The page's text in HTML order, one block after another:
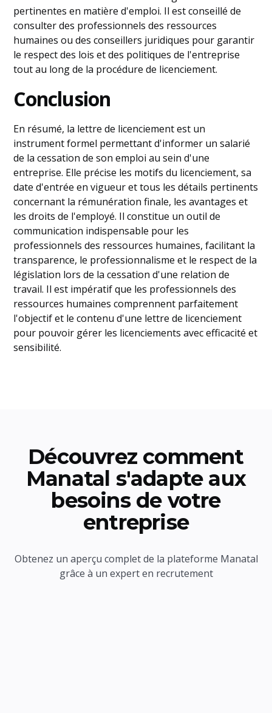
pertinentes en matière d'emploi. Il est conseillé de
consulter des professionnels des ressources
humaines ou des conseillers juridiques pour garantir
le respect des lois et des politiques de l'entreprise
tout au long de la procédure de licenciement.
Conclusion
En résumé, la lettre de licenciement est un
instrument formel permettant d'informer un salarié
de la cessation de son emploi au sein d'une
entreprise. Elle précise les motifs du licenciement, sa
date d'entrée en vigueur et tous les détails pertinents
concernant la rémunération finale, les avantages et
les droits de l'employé. Il constitue un outil de
communication indispensable pour les
professionnels des ressources humaines, facilitant la
transparence, le professionnalisme et le respect de la
législation lors de la cessation d'une relation de
travail. Il est impératif que les professionnels des
ressources humaines comprennent parfaitement
l'objectif et le contenu d'une lettre de licenciement
pour pouvoir gérer les licenciements avec efficacité et
sensibilité.
Découvrez comment
Manatal s'adapte aux
besoins de votre
entreprise
Obtenez un aperçu complet de la plateforme Manatal
grâce à un expert en recrutement